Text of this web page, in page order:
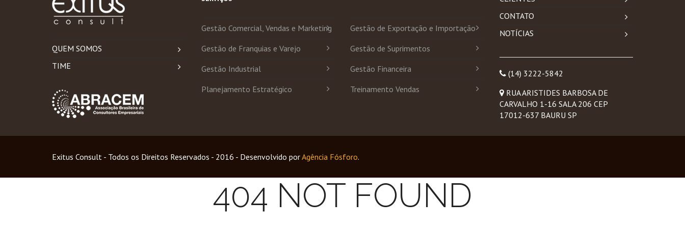
QUEM SOMOS
TIME
Gestão Comercial, Vendas e Marketing
Gestão de Franquias e Varejo
Gestão Industrial
Planejamento Estratégico
Gestão de Exportação e Importação
Gestão de Suprimentos
Gestão Financeira
Treinamento Vendas
CONTATO
NOTÍCIAS
(14) 3222-5842
RUA ARISTIDES BARBOSA DE
CARVALHO 1-16 SALA 206 CEP
17012-637 BAURU SP
Exitus Consult - Todos os Direitos Reservados - 2016 - Desenvolvido porAgência Fósforo.
404 NOT FOUND